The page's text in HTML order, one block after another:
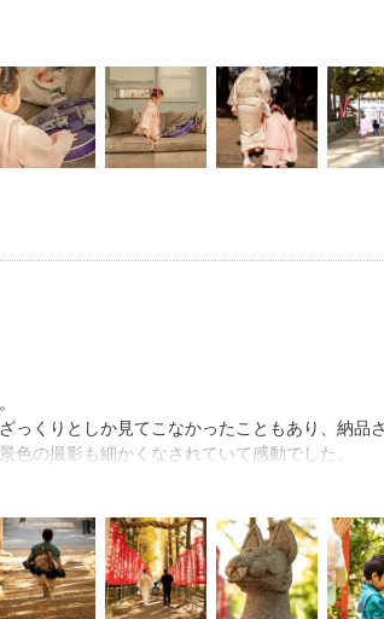
臨場感のある写真を沢山撮っていただき、昨
した。
っくりとしか見てこなかったこともあり、納品
の撮影も細かくなされていて感動でした。
してくださりとても大変であったことと思い
ていた『天気』のことから、こちらが質問を受
で、撮影の緊張はありましたが、滞りなく撮
ます！